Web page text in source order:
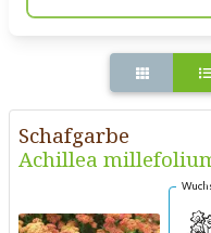
Schafgarbe
Achillea